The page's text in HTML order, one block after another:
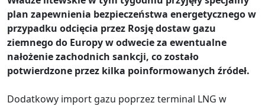
plan zapewnienia bezpieczeństwa energetycznego w
przypadku odcięcia przez Rosję dostaw gazu
ziemnego do Europy w odwecie za ewentualne
nałożenie zachodnich sankcji, co zostało
potwierdzone przez kilka poinformowanych źródeł.
Dodatkowy import gazu poprzez terminal LNG w